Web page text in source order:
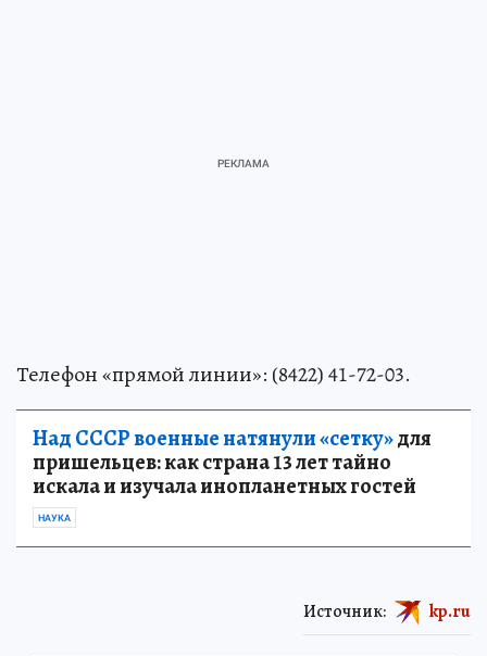
Телефон «прямой линии»: (8422) 41-72-03.
Над СССР военные натянули «сетку»для
пришельцев: как страна 13 лет тайно
искала и изучала инопланетных гостей
НАУКА
Источник: kp.ru